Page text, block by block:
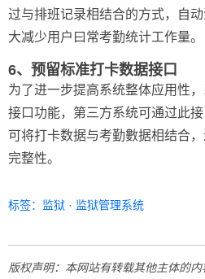
过与排班记录相结合的方式，自
大减少用户曰常考勤统计工作量。
6、预留标准打卡数据接口
为了进一步提高系统整体应用性
接口功能，第三方系统可通过此
可将打卡数据与考勤數据相结合
完整性。
标签： 监狱 · 监狱管理系统
版权声明：本网站有转载其他主体的